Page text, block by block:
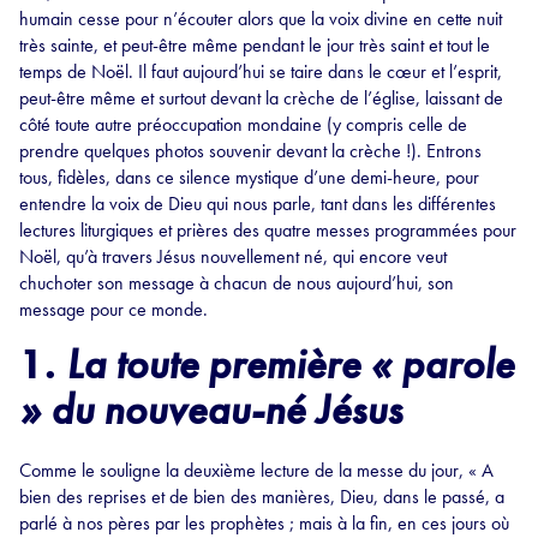
humain cesse pour n’écouter alors que la voix divine en cette nuit
très sainte, et peut-être même pendant le jour très saint et tout le
temps de Noël. Il faut aujourd’hui se taire dans le cœur et l’esprit,
peut-être même et surtout devant la crèche de l’église, laissant de
côté toute autre préoccupation mondaine (y compris celle de
prendre quelques photos souvenir devant la crèche !). Entrons
tous, fidèles, dans ce silence mystique d’une demi-heure, pour
entendre la voix de Dieu qui nous parle, tant dans les différentes
lectures liturgiques et prières des quatre messes programmées pour
Noël, qu’à travers Jésus nouvellement né, qui encore veut
chuchoter son message à chacun de nous aujourd’hui, son
message pour ce monde.
1. La toute première « parole
» du nouveau-né Jésus
Comme le souligne la deuxième lecture de la messe du jour, « A
bien des reprises et de bien des manières, Dieu, dans le passé, a
parlé à nos pères par les prophètes ; mais à la fin, en ces jours où